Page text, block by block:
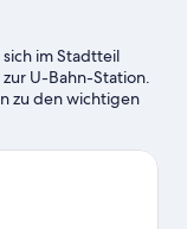
im Stadtteil
U-Bahn-Station.
zu den wichtigen
bekannt ist für
spannenden